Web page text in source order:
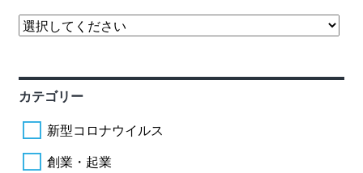
カテゴリー
新型コロナウイルス
創業・起業